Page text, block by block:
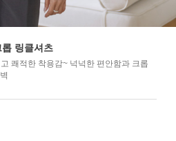
링클셔츠
쾌적한 착용감~ 넉넉한 편안함과 크롭